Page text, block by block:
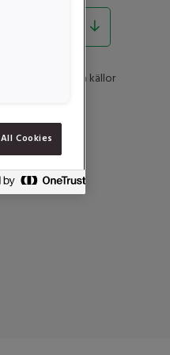
och njure bra källor
är också
Cookies